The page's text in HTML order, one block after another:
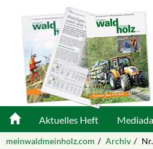
Aktuelles Heft
meinwaldmeinholz.com Archiv